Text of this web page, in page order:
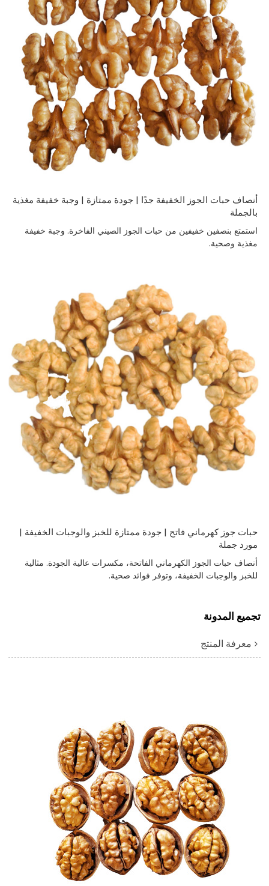
أنصاف حبات الجوز الخفيفة جدًا | جودة ممتازة | وجبة خفيفة مغذية
بالجملة
استمتع بنصفين خفيفين من حبات الجوز الصيني الفاخرة. وجبة خفيفة
مغذية وصحية.
حبات جوز كهرماني فاتح | جودة ممتازة للخبز والوجبات الخفيفة |
مورد جملة
أنصاف حبات الجوز الكهرماني الفاتحة، مكسرات عالية الجودة. مثالية
للخبز والوجبات الخفيفة، وتوفر فوائد صحية.
تجميع المدونة
معرفة المنتج